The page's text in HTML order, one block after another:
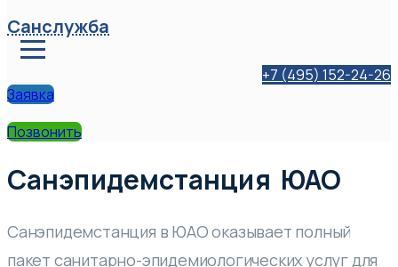
Санслужба
+7 (495) 152-24-26
Заявка
Позвонить
Санэпидемстанция ЮАО
Санэпидемстанция в ЮАО оказывает полный
пакет санитарно-эпидемиологических услуг для